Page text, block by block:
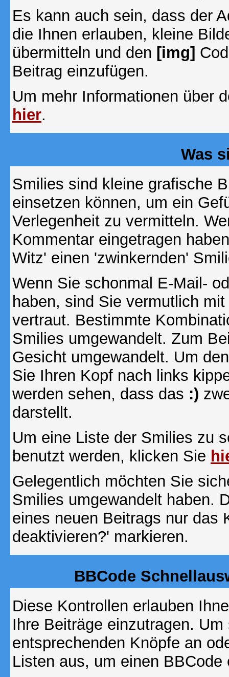
Es kann auch sein, dass der
die Ihnen erlauben, kleine
übermitteln und den [img]
Beitrag einzufügen.
Um mehr Informationen über
hier.
Was
Smilies sind kleine grafische
einsetzen können, um ein
Verlegenheit zu vermitteln.
Kommentar eingetragen
Witz' einen 'zwinkernden'
Wenn Sie schonmal E-Mail-
haben, sind Sie vermutlich
vertraut. Bestimmte
Smilies umgewandelt. Zum
Gesicht umgewandelt. Um
Sie Ihren Kopf nach links
werden sehen, dass das :)
darstellt.
Um eine Liste der Smilies zu
benutzt werden, klicken Sie
Gelegentlich möchten Sie
Smilies umgewandelt haben.
eines neuen Beitrags nur das
deaktivieren?' markieren.
BBCode
Diese Kontrollen erlauben
Ihre Beiträge einzutragen.
entsprechenden Knöpfe an
Listen aus, um einen BBCode